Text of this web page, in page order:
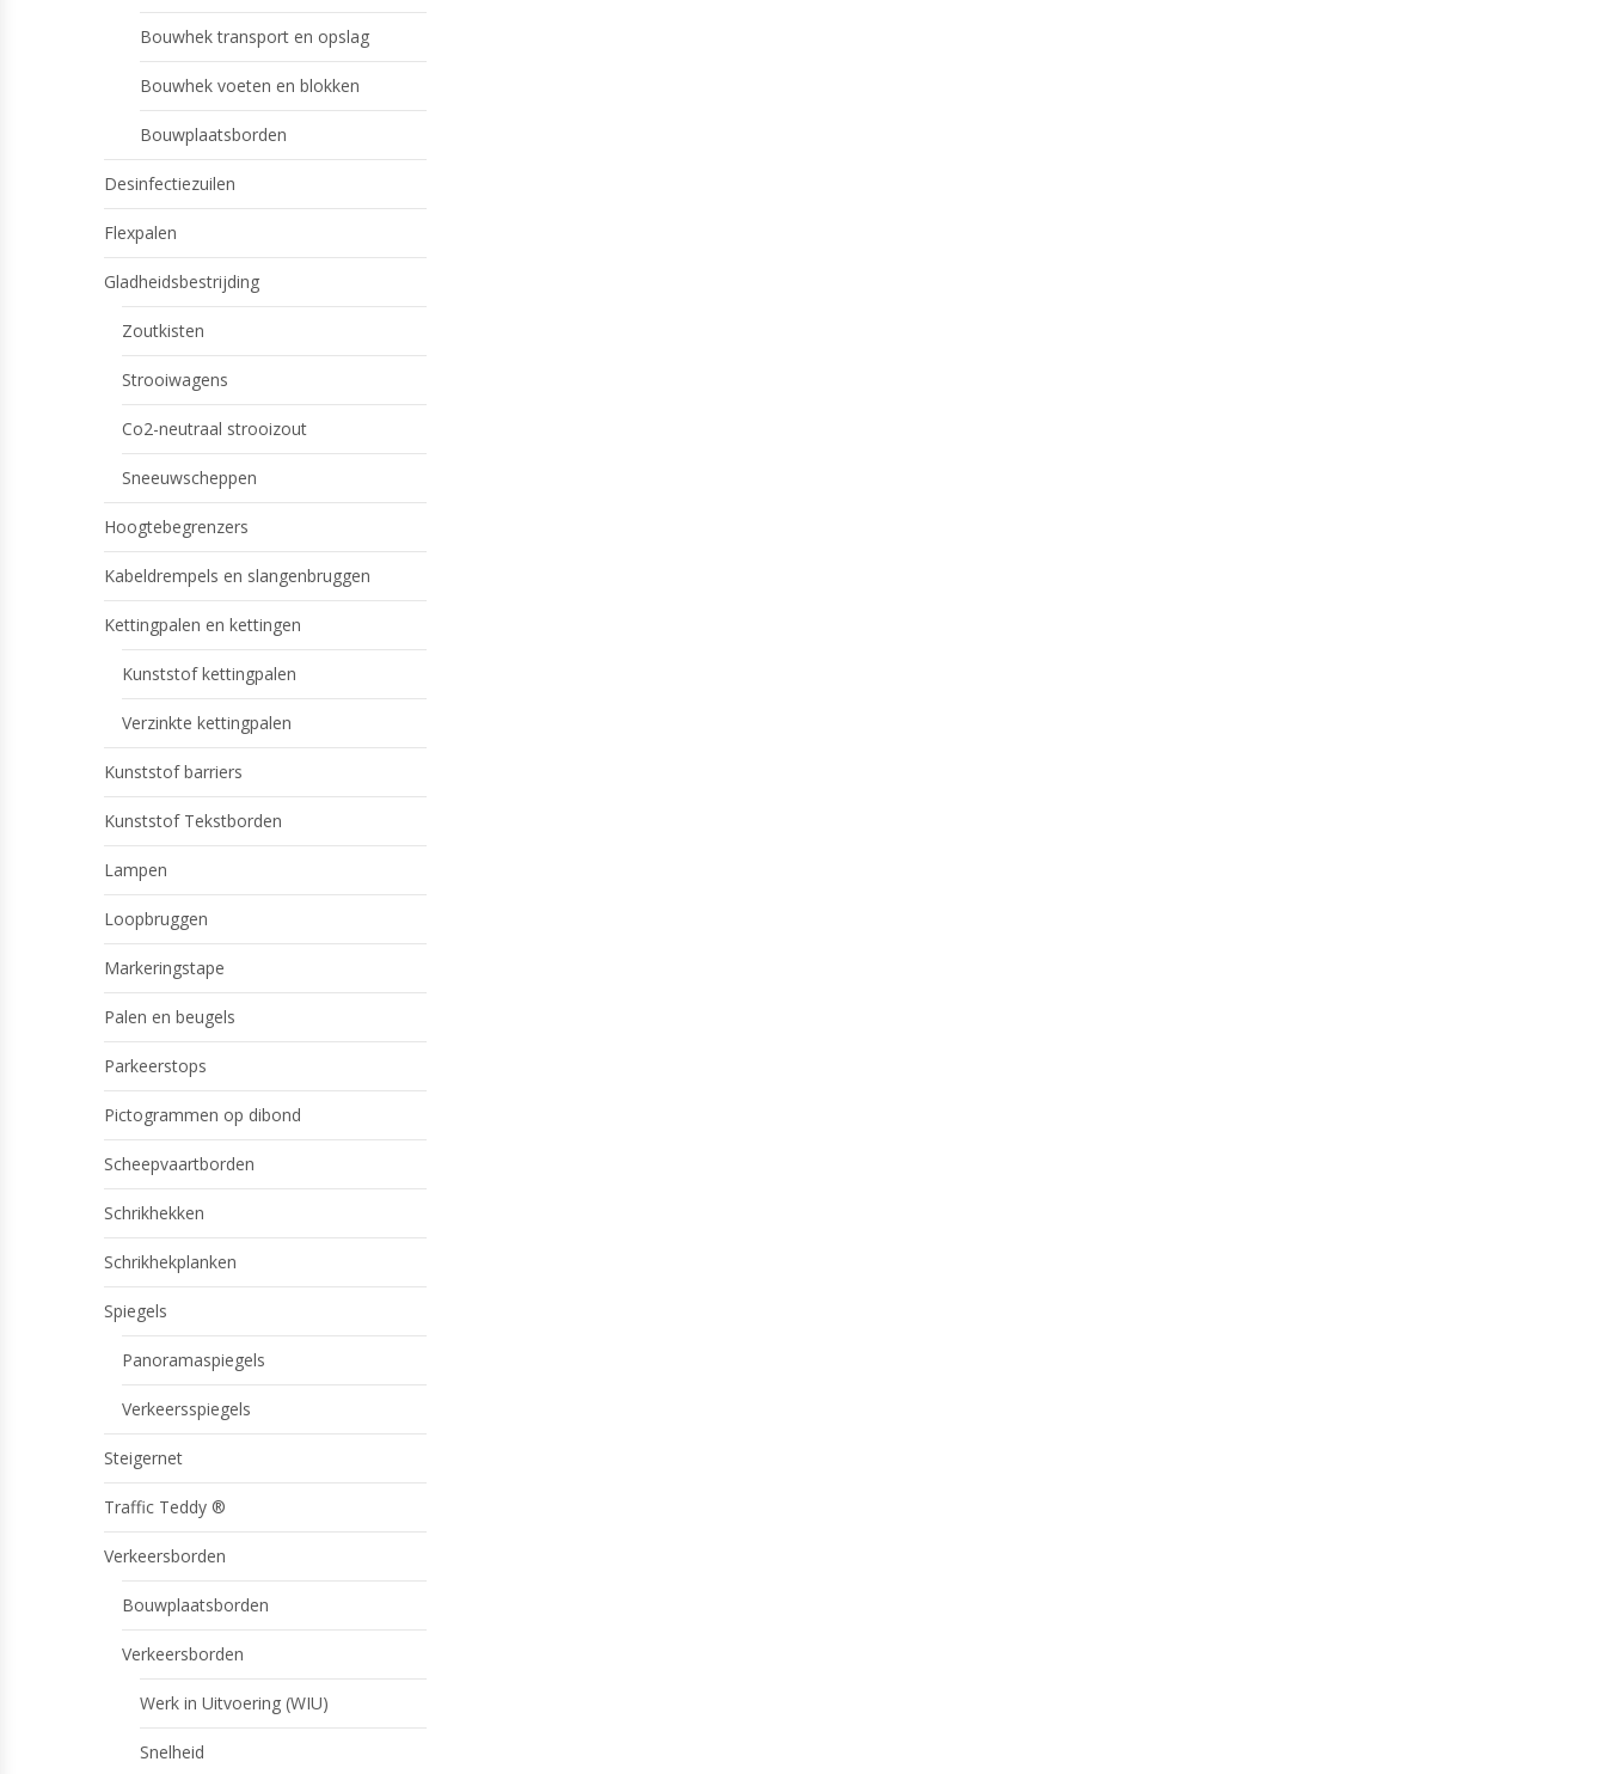
Bouwhek transport en opslag
Bouwhek voeten en blokken
Bouwplaatsborden
Desinfectiezuilen
Flexpalen
Gladheidsbestrijding
Zoutkisten
Strooiwagens
Co2-neutraal strooizout
Sneeuwscheppen
Hoogtebegrenzers
Kabeldrempels en slangenbruggen
Kettingpalen en kettingen
Kunststof kettingpalen
Verzinkte kettingpalen
Kunststof barriers
Kunststof Tekstborden
Lampen
Loopbruggen
Markeringstape
Palen en beugels
Parkeerstops
Pictogrammen op dibond
Scheepvaartborden
Schrikhekken
Schrikhekplanken
Spiegels
Panoramaspiegels
Verkeersspiegels
Steigernet
Traffic Teddy ®
Verkeersborden
Bouwplaatsborden
Verkeersborden
Werk in Uitvoering (WIU)
Snelheid